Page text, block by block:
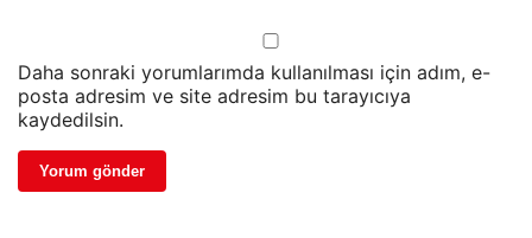
Daha sonraki yorumlarımda kullanılması için adım, e-
posta adresim ve site adresim bu tarayıcıya
kaydedilsin.